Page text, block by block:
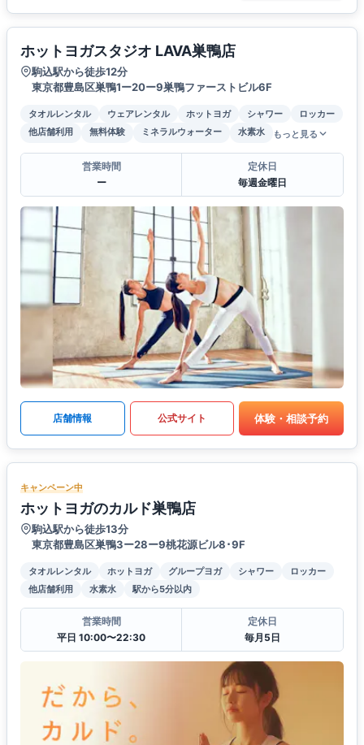
ホットヨガスタジオ LAVA巣鴨店
駒込駅から徒歩12分
東京都豊島区巣鴨1ー20ー9巣鴨ファーストビル6F
タオルレンタル ウェアレンタル ホットヨガ シャワー
ロッカー
他店舗利用
無料体験 ミネラルウォーター 水素水 もっと見る
営業時間
ー
定休日
毎週金曜日
店舗情報 公式サイト 体験・相談予約
キャンペーン中
ホットヨガのカルド巣鴨店
駒込駅から徒歩13分
東京都豊島区巣鴨3ー28ー9桃花源ビル8･9F
タオルレンタル ホットヨガ グループヨガ シャワー
ロッカー
他店舗利用
水素水 駅から5分以内
営業時間
平日 10:00〜22:30
定休日
毎月5日